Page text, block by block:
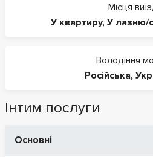
Місця
У квартиру, У лазню/
Володіння
Російська,
Інтим послуги
Основні